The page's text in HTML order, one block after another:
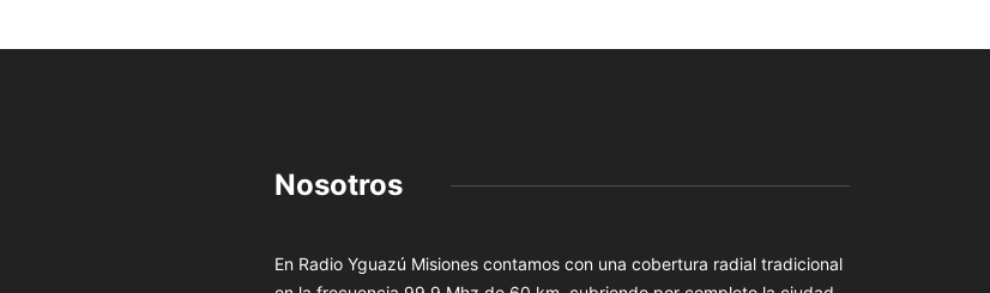
Nosotros
En Radio Yguazú Misiones contamos con una cobertura radial tradicional